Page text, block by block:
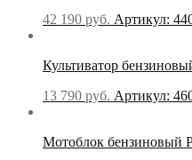
DISCOVER(0)
EVOline(0)
Filmop(0)
Ghibli
(0)
Honda(0)
42 190 руб. Артикул:
Культиватор
13 790 руб. Артикул:
Мотоблок бензиновый